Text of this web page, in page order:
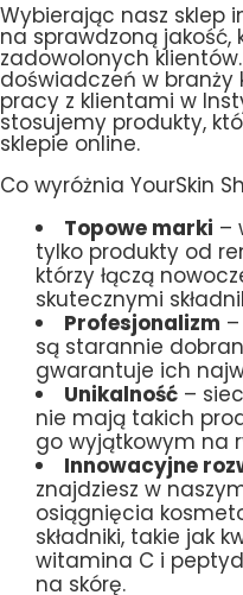
Wybierając nasz sklep
na sprawdzoną jakość,
zadowolonych
doświadczeń w
pracy z klientami w
stosujemy produkty,
sklepie online.
Co wyróżnia YourSkin
Topowe marki –
tylko produkty od
którzy łączą
skutecznymi
Profesjonalizm
są starannie
gwarantuje ich
Unikalność –
nie mają takich
go wyjątkowym na
Innowacyjne
znajdziesz w
osiągnięcia
składniki, takie jak
witamina C i
na skórę.